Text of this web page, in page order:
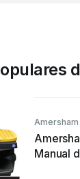
Amersham
Manual